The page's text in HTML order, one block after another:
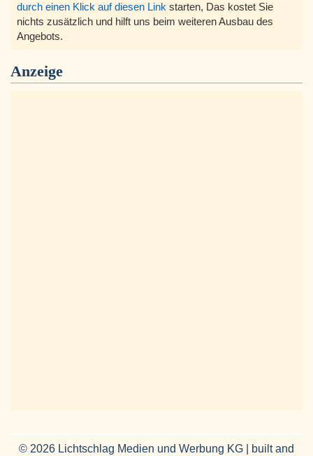
durch einen Klick auf diesen Link starten, Das kostet Sie
nichts zusätzlich und hilft uns beim weiteren Ausbau des
Angebots.
Anzeige
© 2026 Lichtschlag Medien und Werbung KG | built and